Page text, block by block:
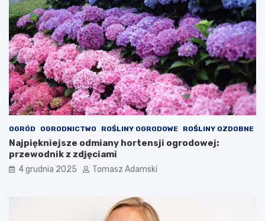
OGRÓD OGRODNICTWO ROŚLINY OGRODOWE ROŚLINY OZDOBNE
Najpiękniejsze odmiany hortensji ogrodowej:
przewodnik z zdjęciami
4 grudnia 2025 Tomasz Adamski